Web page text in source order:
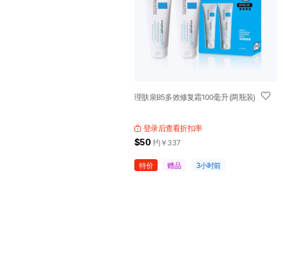
理肤泉B5多效修复霜100毫升 (两瓶装)
登录后查看折扣率
$50 约￥ 337
特价 赠品 3小时前